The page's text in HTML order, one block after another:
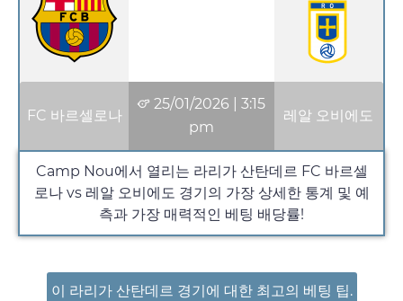
FC 바르셀로나
25/01/2026 |3:15
pm
레알 오비에도
Camp Nou에서 열리는 라리가 산탄데르 FC 바르셀
로나 vs 레알 오비에도 경기의 가장 상세한 통계 및 예
측과 가장 매력적인 베팅 배당률!
이 라리가 산탄데르 경기에 대한 최고의 베팅 팁.